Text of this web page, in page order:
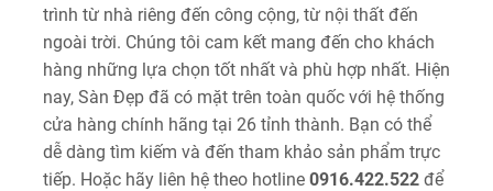
trình từ nhà riêng đến công cộng, từ nội thất đến
ngoài trời. Chúng tôi cam kết mang đến cho khách
hàng những lựa chọn tốt nhất và phù hợp nhất. Hiện
nay, Sàn Đẹp đã có mặt trên toàn quốc với hệ thống
cửa hàng chính hãng tại 26 tỉnh thành. Bạn có thể
dễ dàng tìm kiếm và đến tham khảo sản phẩm trực
tiếp. Hoặc hãy liên hệ theo hotline 0916.422.522 để